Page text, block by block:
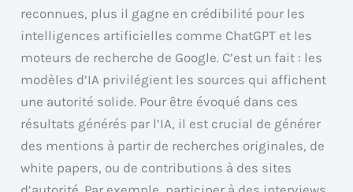
reconnues, plus il gagne en crédibilité pour les
intelligences artificielles comme ChatGPT et les
moteurs de recherche de Google. C’est un fait : les
modèles d’IA privilégient les sources qui affichent
une autorité solide. Pour être évoqué dans ces
résultats générés par l’IA, il est crucial de générer
des mentions à partir de recherches originales, de
white papers, ou de contributions à des sites